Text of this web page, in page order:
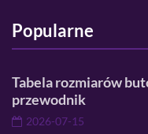
Popularne
Tabela rozmiarów
przewodnik
2026-07-15